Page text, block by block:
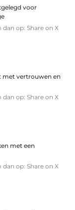
voor
op: Share on X
met vertrouwen en
op: Share on X
met een
op: Share on X